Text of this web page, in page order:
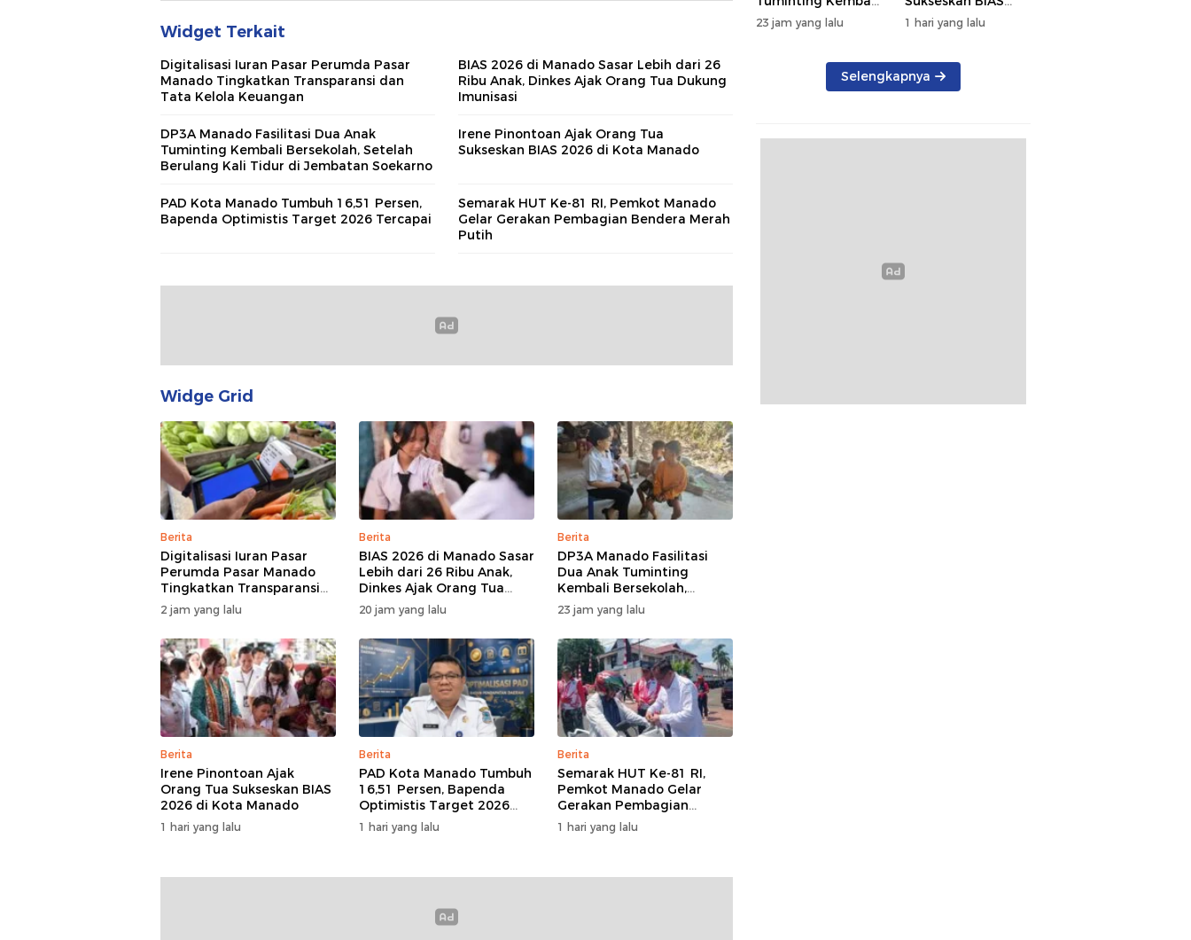
Widget Terkait
Digitalisasi Iuran Pasar Perumda Pasar
Manado Tingkatkan Transparansi dan
Tata Kelola Keuangan
BIAS 2026 di Manado Sasar Lebih dari 26
Ribu Anak, Dinkes Ajak Orang Tua Dukung
Imunisasi
DP3A Manado Fasilitasi Dua Anak
Tuminting Kembali Bersekolah, Setelah
Berulang Kali Tidur di Jembatan Soekarno
Irene Pinontoan Ajak Orang Tua
Sukseskan BIAS 2026 di Kota Manado
PAD Kota Manado Tumbuh 16,51 Persen,
Bapenda Optimistis Target 2026 Tercapai
Semarak HUT Ke-81 RI, Pemkot Manado
Gelar Gerakan Pembagian Bendera Merah
Putih
Widge Grid
Berita
Digitalisasi Iuran Pasar
Perumda Pasar Manado
Tingkatkan Transparansi
dan Tata Kelola Keuangan
2 jam yang lalu
Berita
BIAS 2026 di Manado Sasar
Lebih dari 26 Ribu Anak,
Dinkes Ajak Orang Tua
Dukung Imunisasi
20 jam yang lalu
Berita
DP3A Manado Fasilitasi
Dua Anak Tuminting
Kembali Bersekolah,
Setelah Berulang Kali
Tidur di Jembatan
Soekarno
23 jam yang lalu
Berita
Irene Pinontoan Ajak
Orang Tua Sukseskan BIAS
2026 di Kota Manado
1 hari yang lalu
Berita
PAD Kota Manado Tumbuh
16,51 Persen, Bapenda
Optimistis Target 2026
Tercapai
1 hari yang lalu
Berita
Semarak HUT Ke-81 RI,
Pemkot Manado Gelar
Gerakan Pembagian
Bendera Merah Putih
1 hari yang lalu
Bersekolah,
Setelah Berulang
23 jam yang lalu
2026 di Kota
Manado
1 hari yang lalu
Selengkapnya